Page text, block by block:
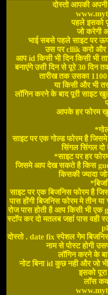
दोस्तो आपकी
पहले इसको
जो करेगी
भाई सबसे पहले साइट पर
उस पर cllik करो और
आप id किसी भी दिन किसी भी
बनाएंगे उसी दिन से पूरे 30 दिन
तारीख तक उसका 1100
या किसी और भी
लॉगिन करने के बाद पूरी साइट
आपके हर फोरम
साइट पर एक गोल्ड फोरम है
सिंगल सिंगल दो
*साइट पर हर
जिसमे आप देख सकते है किस
किसकी ज्यादा
साइट पर एक बिजनिस फोरम है
पास होंगी बिजनिस फोरम मे तीन
रोज पास होती है आप किसी भी एक
स्टॉप कर दो मतलब जहां पास वही
दोस्तो . date fix स्पेशल गेम
नाम से पोस्ट होगी
लॉगिन करने के
नोट बिना id कुछ नही और जो
इसको
लॉस